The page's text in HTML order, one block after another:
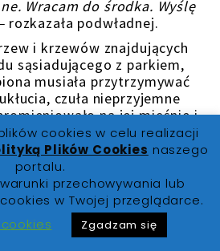
Wracam do środka. Wyślę
rozkazała podwładnej.
i krzewów znajdujących
sąsiadującego z parkiem,
musiała przytrzymywać
czuła nieprzyjemne
na jej mięśnie i
że musi dotrzeć do sali
na gości? Jestem
ochronę balu, nie mogę
pokonując kolejne metry z
cookies w celu realizacji
Plików Cookies naszego
portalu.
przechowywania lub
w Twojej przeglądarce.
Zgadzam się